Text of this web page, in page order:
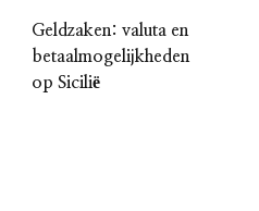
Geldzaken: valuta en
betaalmogelijkheden
op Sicilië